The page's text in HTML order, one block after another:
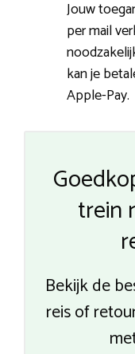
Jouw
per mail
kan je
Apple-Pay.
trein
Bekijk de
reis of